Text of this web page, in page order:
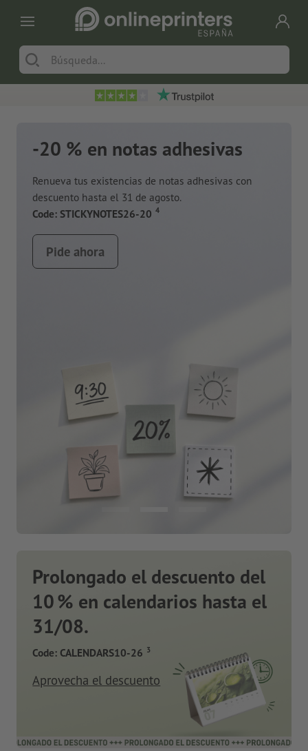
-20 % en notas adhesivas
Renueva tus existencias de notas adhesivas con
descuento hasta el 31 de agosto.
Code: STICKYNOTES26-20 4
Pide ahora
Prolongado el descuento del
10 % en calendarios hasta el
31/08.
Code: CALENDARS10-26 3
Aprovecha el descuento